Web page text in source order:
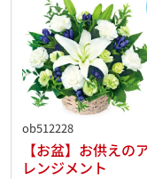
ob512228
【お盆】お供えの
レンジメント